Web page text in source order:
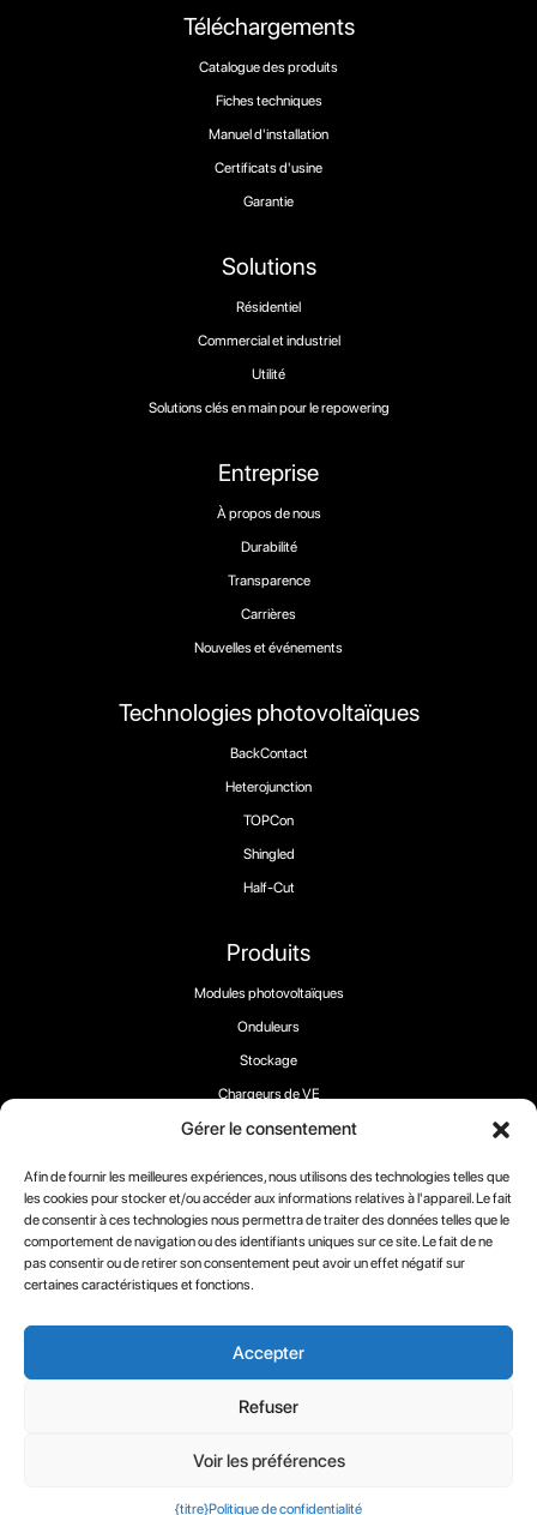
Gérer le consentement
Afin de fournir les meilleures expériences, nous utilisons des technologies telles que
les cookies pour stocker et/ou accéder aux informations relatives à l'appareil. Le fait
de consentir à ces technologies nous permettra de traiter des données telles que le
comportement de navigation ou des identifiants uniques sur ce site. Le fait de ne
pas consentir ou de retirer son consentement peut avoir un effet négatif sur
certaines caractéristiques et fonctions.
Accepter
Refuser
Voir les préférences
{titre}Politique de confidentialité
Produits
Modules photovoltaïques
Onduleurs
Stockage
Chargeurs de VE
Technologies photovoltaïques
BackContact
Heterojunction
TOPCon
Shingled
Half-Cut
Entreprise
À propos de nous
Durabilité
Transparence
Carrières
Nouvelles et événements
Solutions
Résidentiel
Commercial et industriel
Utilité
Solutions clés en main pour le repowering
Téléchargements
Catalogue des produits
Fiches techniques
Manuel d'installation
Certificats d'usine
Garantie
Suivez-nous :
Copyright 2025 ® RECOM-TECH
Politique en
matière de
cookies